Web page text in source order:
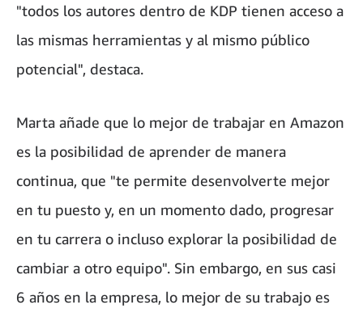
"todos los autores dentro de KDP tienen acceso a
las mismas herramientas y al mismo público
potencial", destaca.
Marta añade que lo mejor de trabajar en Amazon
es la posibilidad de aprender de manera
continua, que "te permite desenvolverte mejor
en tu puesto y, en un momento dado, progresar
en tu carrera o incluso explorar la posibilidad de
cambiar a otro equipo". Sin embargo, en sus casi
6 años en la empresa, lo mejor de su trabajo es